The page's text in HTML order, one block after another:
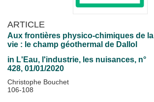
ARTICLE
Aux frontières physico-chimiques de la
vie : le champ géothermal de Dallol
in L'Eau, l'industrie, les nuisances, n°
428, 01/01/2020
Christophe Bouchet
106-108